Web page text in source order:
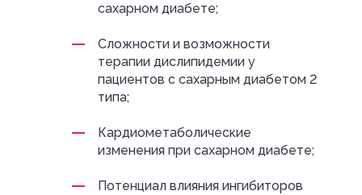
сахарном диабете;
Сложности и возможности
терапии дислипидемии у
пациентов с сахарным диабетом 2
типа;
Кардиометаболические
изменения при сахарном диабете;
Потенциал влияния ингибиторов